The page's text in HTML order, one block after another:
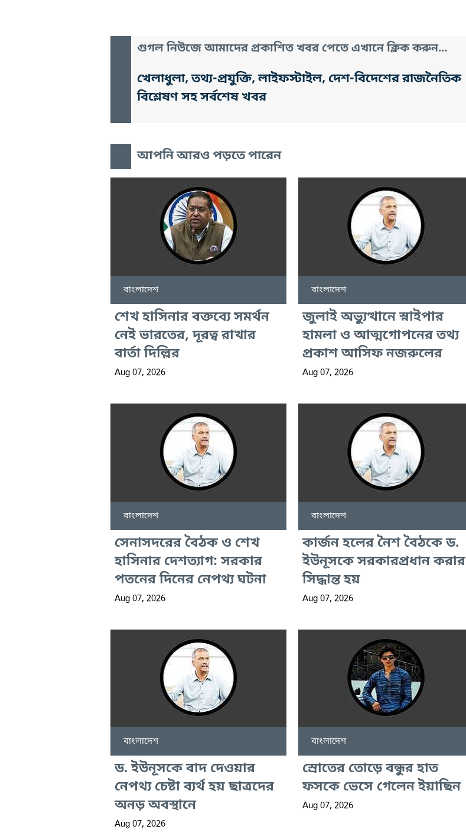
গুগল নিউজে আমাদের প্রকাশিত খবর পেতে এখানে ক্লিক করুন...
খেলাধুলা, তথ্য-প্রযুক্তি, লাইফস্টাইল, দেশ-বিদেশের রাজনৈতিক
বিশ্লেষণ সহ সর্বশেষ খবর
আপনি আরও পড়তে পারেন
বাংলাদেশ
শেখ হাসিনার বক্তব্যে সমর্থন
নেই ভারতের, দূরত্ব রাখার
বার্তা দিল্লির
Aug 07, 2026
বাংলাদেশ
জুলাই অভ্যুত্থানে স্নাইপার
হামলা ও আত্মগোপনের তথ্য
প্রকাশ আসিফ নজরুলের
Aug 07, 2026
বাংলাদেশ
সেনাসদরের বৈঠক ও শেখ
হাসিনার দেশত্যাগ: সরকার
পতনের দিনের নেপথ্য ঘটনা
Aug 07, 2026
বাংলাদেশ
কার্জন হলের নৈশ বৈঠকে ড.
ইউনূসকে সরকারপ্রধান করার
সিদ্ধান্ত হয়
Aug 07, 2026
বাংলাদেশ
ড. ইউনূসকে বাদ দেওয়ার
নেপথ্য চেষ্টা ব্যর্থ হয় ছাত্রদের
অনড় অবস্থানে
Aug 07, 2026
বাংলাদেশ
স্রোতের তোড়ে বন্ধুর হাত
ফসকে ভেসে গেলেন ইয়াছিন
Aug 07, 2026